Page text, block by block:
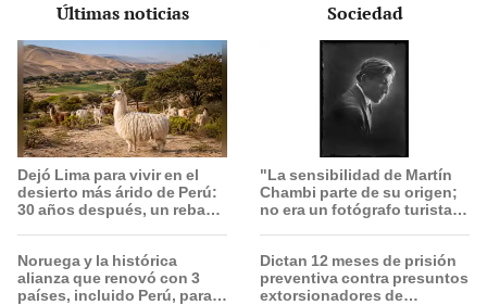
Últimas noticias
Dejó Lima para vivir en el
desierto más árido de Perú:
30 años después, un rebaño
Noruega y la histórica
alianza que renovó con 3
países, incluido Perú, para
Sociedad
"La sensibilidad de Martín
Chambi parte de su origen;
no era un fotógrafo turista,
Dictan 12 meses de prisión
preventiva contra presuntos
extorsionadores de